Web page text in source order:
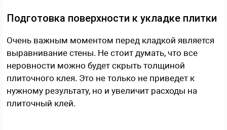
Подготовка поверхности к укладке плитки
Очень важным моментом перед кладкой является
выравнивание стены. Не стоит думать, что все
неровности можно будет скрыть толщиной
плиточного клея. Это не только не приведет к
нужному результату, но и увеличит расходы на
плиточный клей.